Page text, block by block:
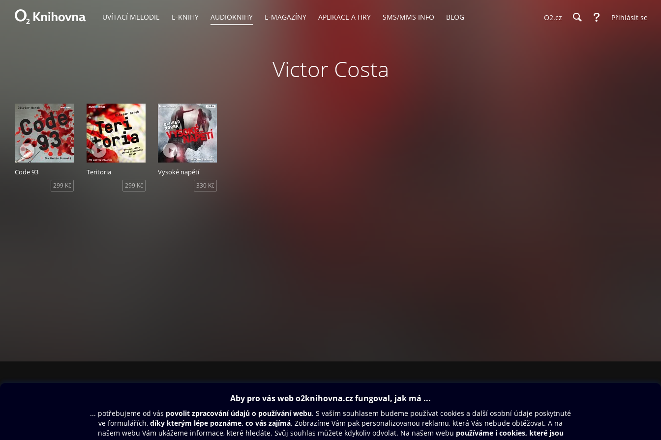
UVÍTACÍ MELODIE E-KNIHY AUDIOKNIHY E-MAGAZÍNY APLIKACE A HRY SMS/MMS INFO BLOG O2.cz Přihlásit se
Victor Costa
Code 93
299 Kč
Teritoria
299 Kč
Vysoké napětí
330 Kč
Aplikace a hry
SMS/MMS Info
Blog
Dárkový poukaz
Nápověda
Oneplay Originály
Sport